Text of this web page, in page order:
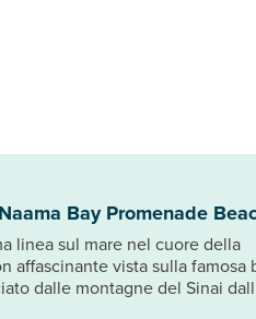
Bay Promenade
linea sul mare nel cuore della
affascinante vista sulla famosa
dalle montagne del Sinai